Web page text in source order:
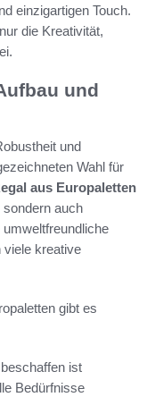
einzigartigen Touch.
die Kreativität,
und
und
Wahl für
aus Europaletten
auch
viele kreative
gibt es
ist
Bedürfnisse